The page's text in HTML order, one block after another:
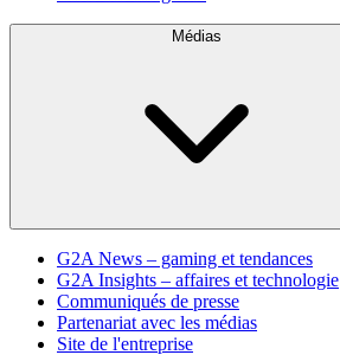
Médias
G2A News – gaming et tendances
G2A Insights – affaires et technologie
Communiqués de presse
Partenariat avec les médias
Site de l'entreprise